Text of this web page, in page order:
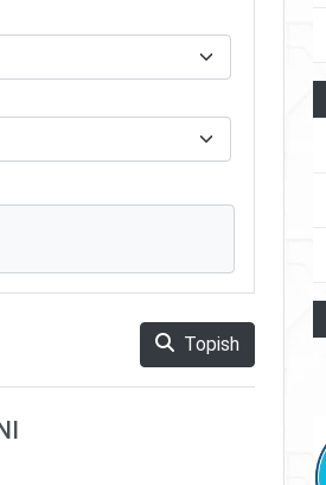
Topish